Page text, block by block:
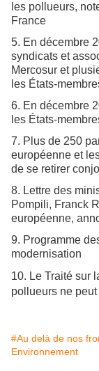
les pollueurs,
France
5. En décembre
syndicats et
Mercosur et
les États-
6. En décembre
les États-
7. Plus de 250
européenne et
de se retirer
8. Lettre des
Pompili, Franck
européenne,
9. Programme
modernisation
10. Le Traité sur
pollueurs ne
#Au delà de nos
Environnement